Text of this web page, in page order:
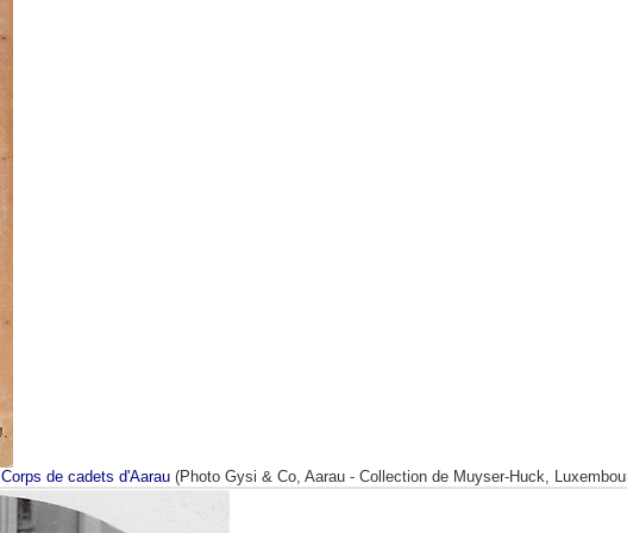
Corps de cadets d'Aarau (Photo Gysi & Co, Aarau - Collection de Muyser-Huck,